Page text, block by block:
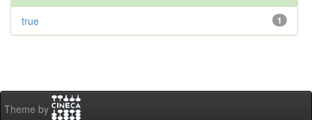
1
true
Theme by